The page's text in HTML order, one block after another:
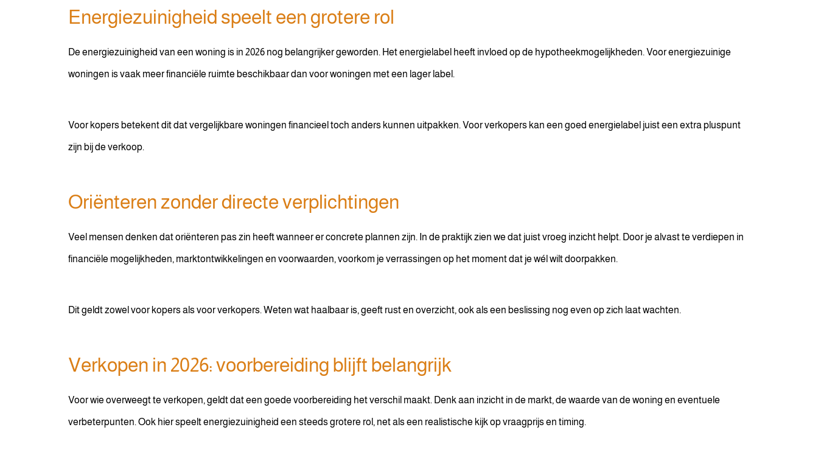
Energiezuinigheid speelt een grotere rol
De energiezuinigheid van een woning is in 2026 nog belangrijker geworden. Het energielabel heeft invloed op de hypotheekmogelijkheden. Voor energiezuinige
woningen is vaak meer financiële ruimte beschikbaar dan voor woningen met een lager label.
Voor kopers betekent dit dat vergelijkbare woningen financieel toch anders kunnen uitpakken. Voor verkopers kan een goed energielabel juist een extra pluspunt
zijn bij de verkoop.
Oriënteren zonder directe verplichtingen
Veel mensen denken dat oriënteren pas zin heeft wanneer er concrete plannen zijn. In de praktijk zien we dat juist vroeg inzicht helpt. Door je alvast te verdiepen in
financiële mogelijkheden, marktontwikkelingen en voorwaarden, voorkom je verrassingen op het moment dat je wél wilt doorpakken.
Dit geldt zowel voor kopers als voor verkopers. Weten wat haalbaar is, geeft rust en overzicht, ook als een beslissing nog even op zich laat wachten.
Verkopen in 2026: voorbereiding blijft belangrijk
Voor wie overweegt te verkopen, geldt dat een goede voorbereiding het verschil maakt. Denk aan inzicht in de markt, de waarde van de woning en eventuele
verbeterpunten. Ook hier speelt energiezuinigheid een steeds grotere rol, net als een realistische kijk op vraagprijs en timing.